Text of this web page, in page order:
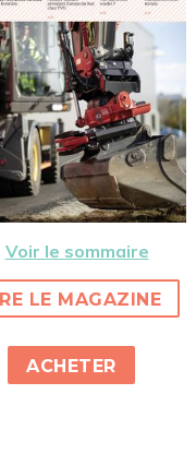
Voir le sommaire
LE MAGAZINE
ACHETER